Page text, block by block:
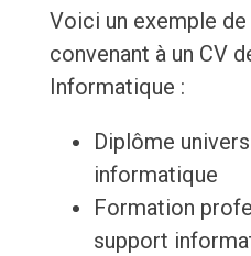
Voici un exemple
convenant à un CV
Informatique :
Diplôme
informatique
Formation
support